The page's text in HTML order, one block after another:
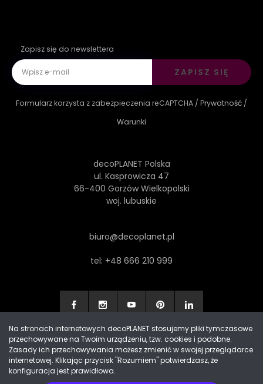
Zapisz się do newslettera
ZAPISZ SIĘ
Formularz korzysta z zabezpieczenia reCAPTCHA / Prywatność /
Warunki
decoPLANET Polska
ul. Kasprowicza 47
66-400 Gorzów Wielkopolski
woj. lubuskie
biuro@decoplanet.pl
tel: +48 666 210 999
Made with by Progres Media & decoPLANET
Na stronach internetowych decoPLANET stosujemy pliki tymczasowe
przechowywane na Twoim urządzeniu, tzw. cookies i podobne.
Zasady ich przechowywania możesz zmienić w swojej przeglądarce
internetowej. Klikając przycisk "Rozumiem" potwierdzasz, że
konfiguracja jest prawidłowa.